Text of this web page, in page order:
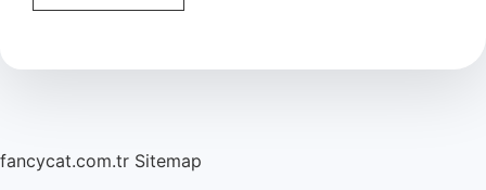
Sevdası
aittir
fancycat.com.tr Sitemap